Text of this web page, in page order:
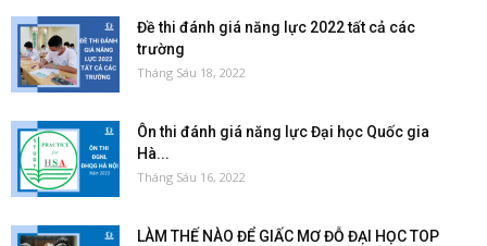
Đề thi đánh giá năng lực 2022 tất cả các
trường
Tháng Sáu 18, 2022
Ôn thi đánh giá năng lực Đại học Quốc gia
Hà...
Tháng Sáu 16, 2022
LÀM THẾ NÀO ĐỂ GIẤC MƠ ĐỖ ĐẠI HỌC TOP